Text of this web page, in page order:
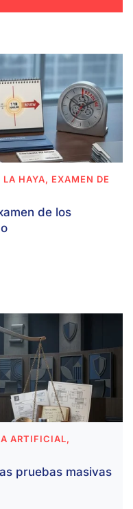
HAYA, EXAMEN DE
de los
ARTIFICIAL,
pruebas masivas